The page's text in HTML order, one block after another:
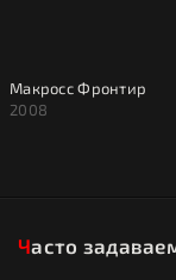
Макросс Фронтир
2008
Часто